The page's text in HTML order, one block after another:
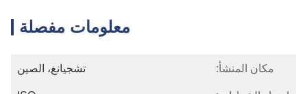
معلومات مفصلة
مكان المنشأ: تشجيانغ، الصين